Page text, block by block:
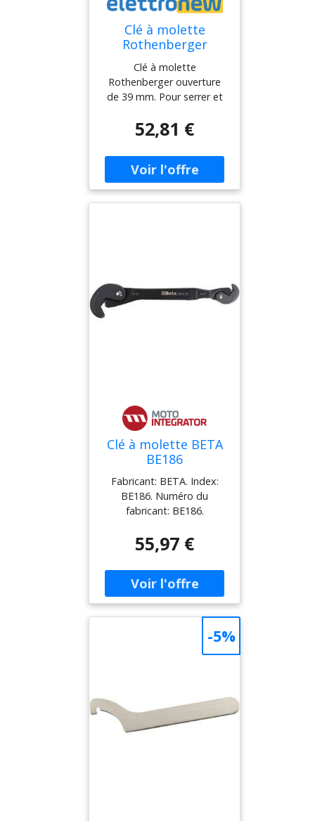
Clé à molette
Rothenberger
ouverture 39 mm
1500001510
Clé à molette
Rothenberger ouverture
de 39 mm. Pour serrer et
pour travailler dans les
espaces restreints.
52,81 €
Clé à molette BETA
BE186
Fabricant: BETA. Index:
BE186. Numéro du
fabricant: BE186.
55,97 €
-5%